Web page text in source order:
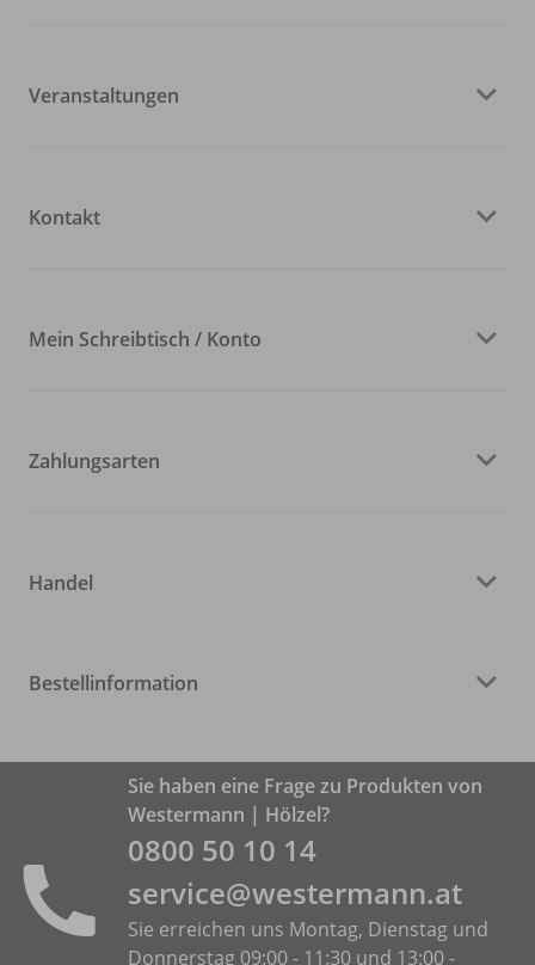
Veranstaltungen
Kontakt
Mein Schreibtisch / Konto
Zahlungsarten
Handel
Bestellinformation
Sie haben eine Frage zu Produkten von
Westermann | Hölzel?
0800 50 10 14
service@westermann.at
Sie erreichen uns Montag, Dienstag und
Donnerstag 09:00 - 11:30 und 13:00 -